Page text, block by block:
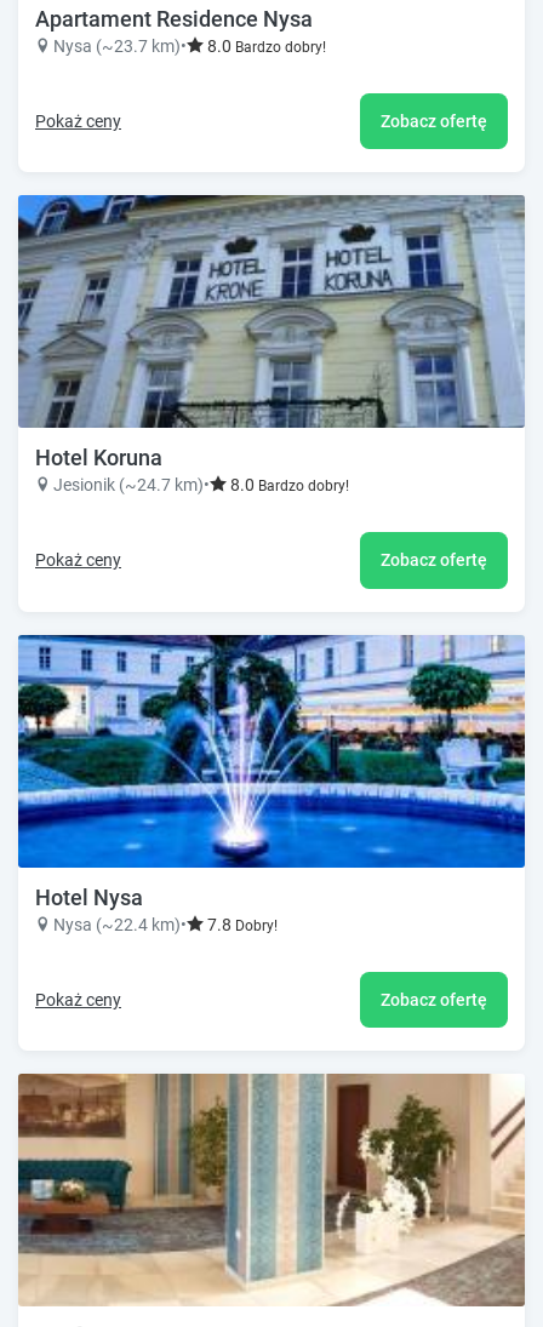
Apartament Residence Nysa
Nysa (~23.7 km)• 8.0 Bardzo dobry!
Pokaż ceny Zobacz ofertę
Hotel Koruna
Jesionik (~24.7 km)• 8.0 Bardzo dobry!
Pokaż ceny Zobacz ofertę
Hotel Nysa
Nysa (~22.4 km)• 7.8 Dobry!
Pokaż ceny Zobacz ofertę